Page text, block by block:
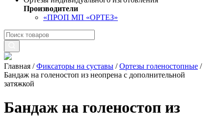
Производители
«ПРОП МП «ОРТЕЗ»
Главная /Фиксаторы на суставы /Ортезы голеностопные /
Бандаж на голеностоп из неопрена с дополнительной
затяжкой
Бандаж на голеностоп из